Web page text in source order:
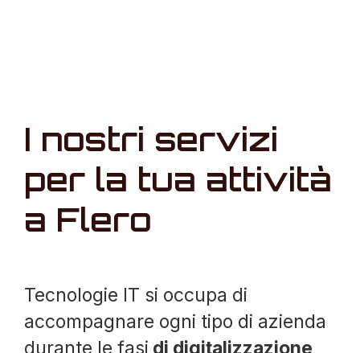
I nostri servizi
per la tua attività
a Flero
Tecnologie IT si occupa di
accompagnare ogni tipo di azienda
durante le fasi di digitalizzazione